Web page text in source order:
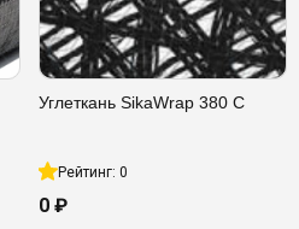
Углеткань SikaWrap 380 C
Рейтинг: 0
0 ₽